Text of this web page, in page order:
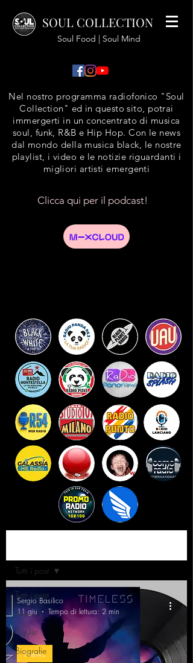
SOUL COLLECTION
Soul Food | Soul Mind
Nel nostro programma radiofonico "Soul
Collection" ed in questo sito, potrai
immergerti in un concentrato di musica
soul, funk, R&B e Hip Hop. Con le news
dal mondo della musica black, le nostre
playlist, i video e le notizie riguardanti i
migliori artisti emergenti
Clicca qui per il podcast!
Tutti i post
News
Playlist
Biografie
Tutti i post
News
Sergio Basilico
11 giu
Tempo di lettura: 2 min